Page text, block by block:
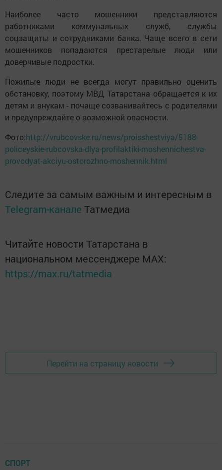
Наиболее часто мошенники представляются
работниками коммунальных служб, службы
соцзащиты и сотрудниками банка. Чаще всего в сети
мошенников попадаются престарелые люди или
доверчивые подростки.
Пожилые люди не всегда могут правильно оценить
обстановку, поэтому МВД Татарстана обращается к их
детям и внукам - почаще созванивайтесь с родителями
и предупреждайте о возможной опасности.
Фото:http://vrubcovske.ru/news/proisshestviya/5188-
policeyskie-rubcovska-dlya-profilaktiki-moshennichestva-
provodyat-akciyu-ostorozhno-moshennik.html
Следите за самым важным и интересным в
Telegram-канале Татмедиа
Читайте новости Татарстана в
национальном мессенджере MАХ:
https://max.ru/tatmedia
Перейти на страницу новости
СПОРТ